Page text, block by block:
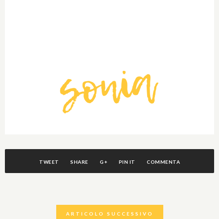
TWEET SHARE G+ PIN IT COMMENTA
ARTICOLO SUCCESSIVO